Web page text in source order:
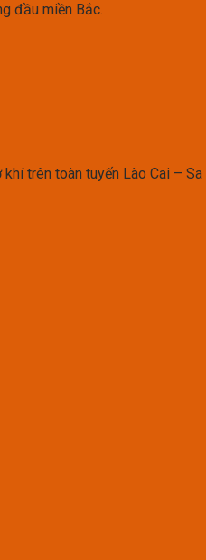
đầu miền Bắc.
trên toàn tuyến Lào Cai –